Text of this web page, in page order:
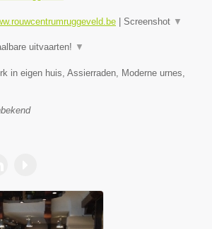
Screenshot ▼
uitvaarten! ▼
in eigen huis, Assierraden, Moderne urnes,